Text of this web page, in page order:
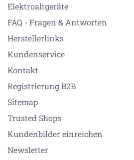
Elektroaltgeräte
FAQ - Fragen & Antworten
Herstellerlinks
Kundenservice
Kontakt
Registrierung B2B
Sitemap
Trusted Shops
Kundenbilder einreichen
Newsletter